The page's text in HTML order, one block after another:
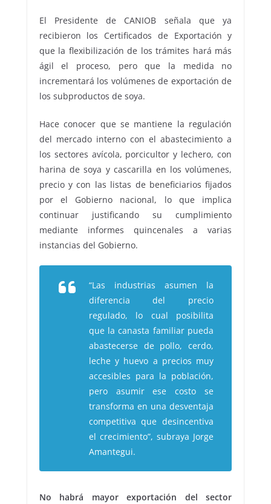
El Presidente de CANIOB señala que ya
recibieron los Certificados de Exportación y
que la flexibilización de los trámites hará más
ágil el proceso, pero que la medida no
incrementará los volúmenes de exportación de
los subproductos de soya.
Hace conocer que se mantiene la regulación
del mercado interno con el abastecimiento a
los sectores avícola, porcicultor y lechero, con
harina de soya y cascarilla en los volúmenes,
precio y con las listas de beneficiarios fijados
por el Gobierno nacional, lo que implica
continuar justificando su cumplimiento
mediante informes quincenales a varias
instancias del Gobierno.
“Las industrias asumen la
diferencia del precio
regulado, lo cual posibilita
que la canasta familiar pueda
abastecerse de pollo, cerdo,
leche y huevo a precios muy
accesibles para la población,
pero asumir ese costo se
transforma en una desventaja
competitiva que desincentiva
el crecimiento”, subraya Jorge
Amantegui.
No habrá mayor exportación del sector